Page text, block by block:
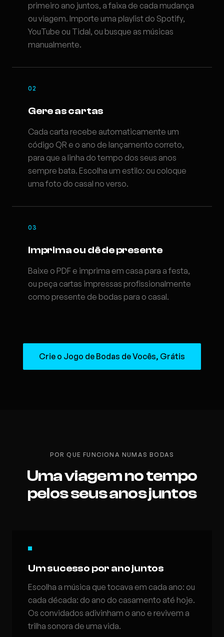
primeiro ano juntos, a faixa de cada mudança
ou viagem. Importe uma playlist do Spotify,
YouTube ou Tidal, ou busque as músicas
manualmente.
02
Gere as cartas
Cada carta recebe automaticamente um
código QR e o ano de lançamento correto,
para que a linha do tempo dos seus anos
sempre bata. Escolha um estilo: ou coloque
uma foto do casal no verso.
03
Imprima ou dê de presente
Baixe o PDF e imprima em casa para a festa,
ou peça cartas impressas profissionalmente
como presente de bodas para o casal.
Crie o Jogo de Bodas de Vocês, Grátis
POR QUE FUNCIONA NUMAS BODAS
Uma viagem no tempo
pelos seus anos juntos
Um sucesso por ano juntos
Escolha a música que tocava em cada ano: ou
cada década: do ano do casamento até hoje.
Os convidados adivinham o ano e revivem a
trilha sonora de uma vida.